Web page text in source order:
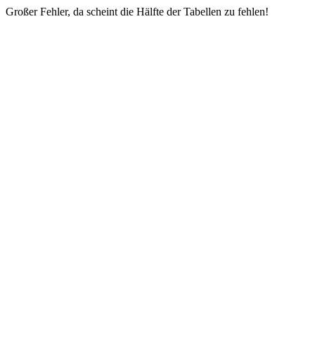
Großer Fehler, da scheint die Hälfte der Tabellen zu fehlen!